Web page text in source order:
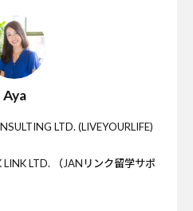
Aya
LTD. (LIVEYOURLIFE)
LTD. （JANリンク留学サポ